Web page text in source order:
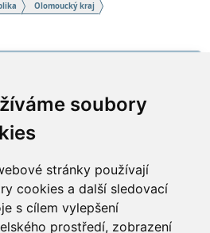
soubory
stránky používají
cookies a další sledovací
s cílem vylepšení
prostředí, zobrazení
Olomoucký kraj
O nás
všechno začalo
Ceník
FAQ - pro poskytovatele
a marketing
Blog